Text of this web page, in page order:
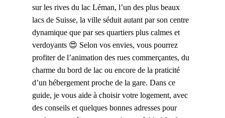
sur les rives du lac Léman, l’un des plus beaux
lacs de Suisse, la ville séduit autant par son centre
dynamique que par ses quartiers plus calmes et
verdoyants 😍 Selon vos envies, vous pourrez
profiter de l’animation des rues commerçantes, du
charme du bord de lac ou encore de la praticité
d’un hébergement proche de la gare. Dans ce
guide, je vous aide à choisir votre logement, avec
des conseils et quelques bonnes adresses pour